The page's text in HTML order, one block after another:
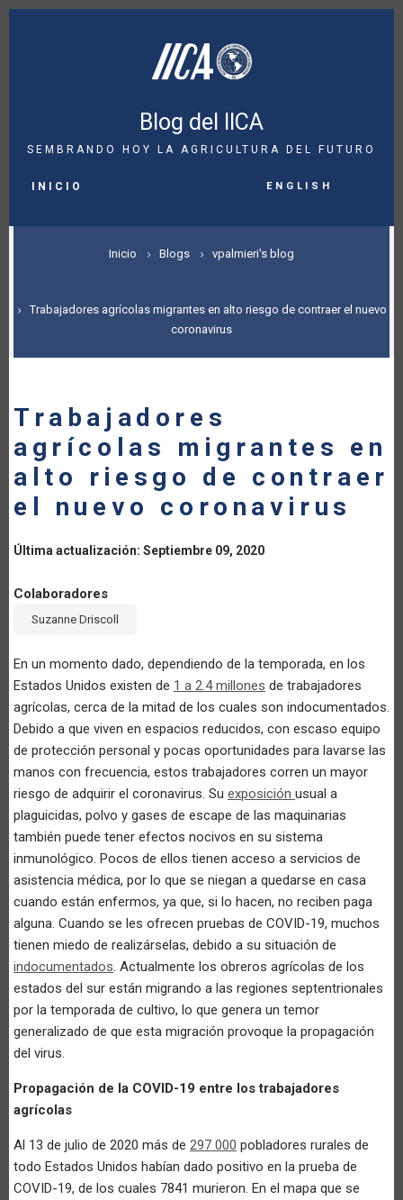
Pasar
Blog del IICA
SEMBRANDO HOY LA AGRICULTURA DEL FUTURO
NAVIGATION
INICIO English
SOBRESCRIBIR
DE
AYUDA
LA
NAVEGACIÓN
Inicio Blogs vpalmieri's blog
Trabajadores agrícolas migrantes en alto riesgo de contraer el nuevo
coronavirus
Trabajadores
agrícolas migrantes en
alto riesgo de contraer
el nuevo coronavirus
Última actualización: Septiembre 09, 2020
Colaboradores
Suzanne Driscoll
En un momento dado, dependiendo de la temporada, en los
Estados Unidos existen de 1 a 2.4 millones de trabajadores
agrícolas, cerca de la mitad de los cuales son indocumentados.
Debido a que viven en espacios reducidos, con escaso equipo
de protección personal y pocas oportunidades para lavarse las
manos con frecuencia, estos trabajadores corren un mayor
riesgo de adquirir el coronavirus. Su exposición usual a
plaguicidas, polvo y gases de escape de las maquinarias
también puede tener efectos nocivos en su sistema
inmunológico. Pocos de ellos tienen acceso a servicios de
asistencia médica, por lo que se niegan a quedarse en casa
cuando están enfermos, ya que, si lo hacen, no reciben paga
alguna. Cuando se les ofrecen pruebas de COVID-19, muchos
tienen miedo de realizárselas, debido a su situación de
indocumentados. Actualmente los obreros agrícolas de los
estados del sur están migrando a las regiones septentrionales
por la temporada de cultivo, lo que genera un temor
generalizado de que esta migración provoque la propagación
del virus.
Propagación de la COVID-19 entre los trabajadores
agrícolas
Al 13 de julio de 2020 más de 297 000 pobladores rurales de
todo Estados Unidos habían dado positivo en la prueba de
COVID-19, de los cuales 7841 murieron. En el mapa que se